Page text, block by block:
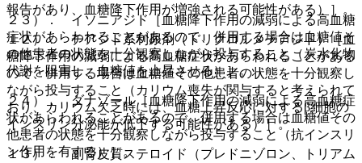
２３）． イソニアジド［血糖降下作用の減弱による高血糖
症状があらわれることがあるので、併用する場合は血糖値そ
の他患者の状態を十分観察しながら投与すること（炭水化物
代謝を阻害し、血糖値を上昇させる）］。
２４）． ダナゾール［血糖降下作用の減弱による高血糖症
状があらわれることがあるので、併用する場合は血糖値その
他患者の状態を十分観察しながら投与すること（抗インスリ
ン作用を有する）］。
報告があり、血糖降下作用が増強される可能性がある）］。
１２）． チアジド系利尿剤（トリクロルメチアジド）［血
糖降下作用の減弱による高血糖症状があらわれることがある
ので、併用する場合は血糖値その他患者の状態を十分観察し
ながら投与すること（カリウム喪失が関与すると考えられて
おり、カリウム欠乏時には、血糖上昇反応に対するβ細胞の
インスリン分泌能が低下する可能性がある）］。
１３）． 副腎皮質ステロイド（プレドニゾロン、トリアム